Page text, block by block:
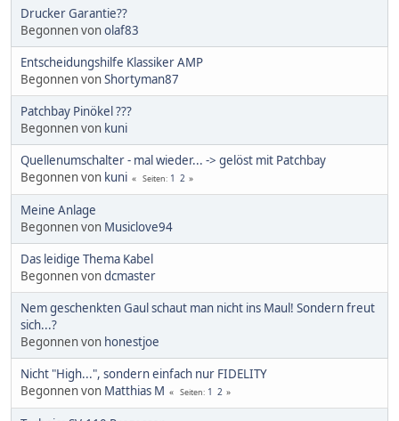
Drucker Garantie??
Begonnen vonolaf83
Entscheidungshilfe Klassiker AMP
Begonnen vonShortyman87
Patchbay Pinökel ???
Begonnen von kuni
Quellenumschalter - mal wieder... -> gelöst mit Patchbay
Begonnen von kuni Seiten 1 2
Meine Anlage
Begonnen von Musiclove94
Das leidige Thema Kabel
Begonnen vondcmaster
Nem geschenkten Gaul schaut man nicht ins Maul! Sondern freut
sich...?
Begonnen von honestjoe
Nicht "High...", sondern einfach nur FIDELITY
Begonnen von Matthias M Seiten 1 2